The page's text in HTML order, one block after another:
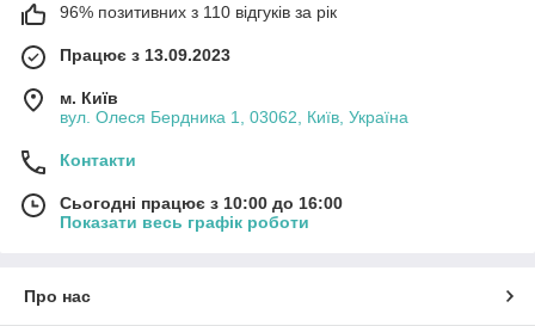
96% позитивних з 110 відгуків за рік
Працює з 13.09.2023
м. Київ
вул. Олеся Бердника 1, 03062, Київ, Україна
Контакти
Сьогодні працює з 10:00 до 16:00
Показати весь графік роботи
Про нас